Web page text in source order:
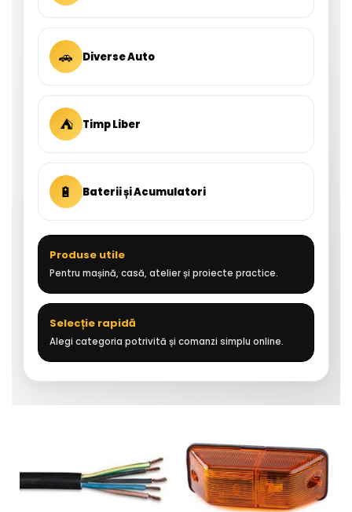
🚗 Diverse Auto
⛺ Timp Liber
🔋 Baterii și Acumulatori
Produse utile
Pentru mașină, casă, atelier și proiecte practice.
Selecție rapidă
Alegi categoria potrivită și comanzi simplu online.